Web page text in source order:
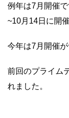
例年は7月開催
~10月14日に開
今年は7月開催が
前回のプライム
れました。